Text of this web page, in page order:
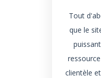
Tout
que le
clientèle